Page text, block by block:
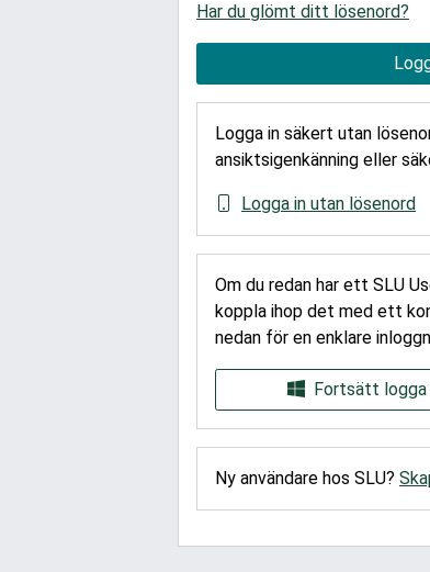
Har du glömt ditt lösenord?
Logga in säkert utan
ansiktsigenkänning eller
Logga in utan lösenord
Om du redan har ett SLU
koppla ihop det med ett
nedan för en enklare
Fortsätt
Ny användare hos SLU?